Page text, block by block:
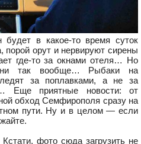
в какое-то время суток
орут и нервируют сирены
где-то за окнами отеля… Но
так вообще… Рыбаки на
за поплавками, а не за
Еще приятные новости: от
обход Семфирополя сразу на
пути. Ну и в целом — если
фото сюда загрузить не